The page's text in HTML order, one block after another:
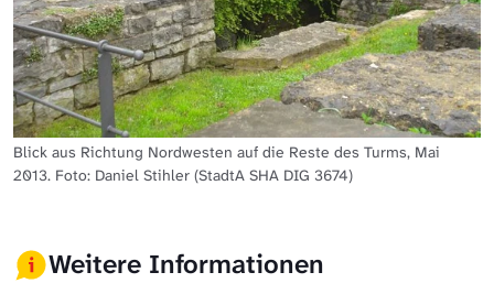
Blick aus Richtung Nordwesten auf die Reste des Turms, Mai
2013. Foto: Daniel Stihler (StadtA SHA DIG 3674)
Weitere Informationen